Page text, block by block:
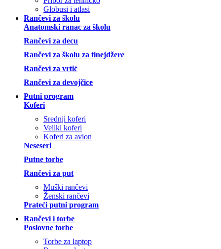
Globusi i atlasi
Rančevi za školu
Anatomski ranac za školu
Rančevi za decu
Rančevi za školu za tinejdžere
Rančevi za vrtić
Rančevi za devojčice
Putni program
Koferi
Srednji koferi
Veliki koferi
Koferi za avion
Neseseri
Putne torbe
Rančevi za put
Muški rančevi
Ženski rančevi
Prateći putni program
Rančevi i torbe
Poslovne torbe
Torbe za laptop